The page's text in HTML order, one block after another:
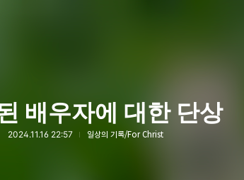
배우자에 대한 단상
2024.11.16 22:57 일상의 기록/For Christ